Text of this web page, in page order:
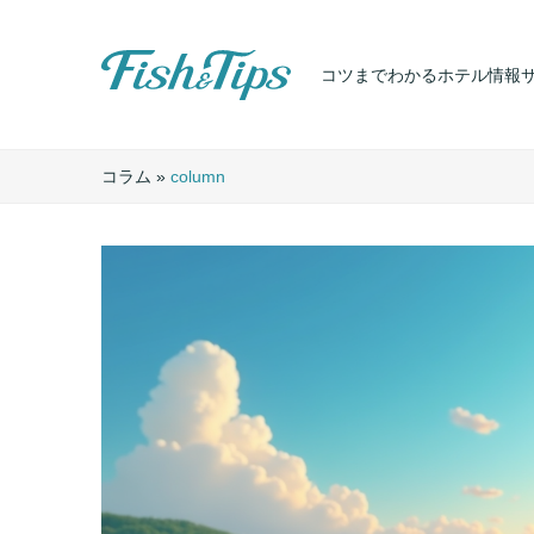
コツまでわかるホテル情報
コラム » column